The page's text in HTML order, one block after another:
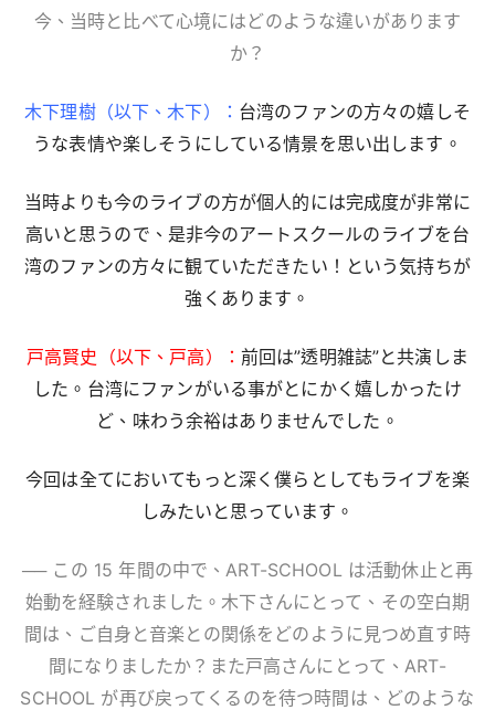
今、当時と比べて心境にはどのような違いがあります
か？
木下理樹（以下、木下）： 台湾のファンの方々の嬉しそ
うな表情や楽しそうにしている情景を思い出します。
当時よりも今のライブの方が個人的には完成度が非常に
高いと思うので、是非今のアートスクールのライブを台
湾のファンの方々に観ていただきたい！という気持ちが
強くあります。
戸高賢史（以下、戸高）： 前回は”透明雑誌”と共演しま
した。台湾にファンがいる事がとにかく嬉しかったけ
ど、味わう余裕はありませんでした。
今回は全てにおいてもっと深く僕らとしてもライブを楽
しみたいと思っています。
── この 15 年間の中で、ART-SCHOOL は活動休止と再
始動を経験されました。木下さんにとって、その空白期
間は、ご自身と音楽との関係をどのように見つめ直す時
間になりましたか？また戸高さんにとって、ART-
SCHOOL が再び戻ってくるのを待つ時間は、どのような